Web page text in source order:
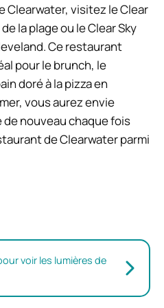
Clearwater, visitez le Clear
la plage ou le Clear Sky
Ce restaurant
pour le brunch, le
doré à la pizza en
vous aurez envie
de nouveau chaque fois
de Clearwater parmi
voir les lumières de